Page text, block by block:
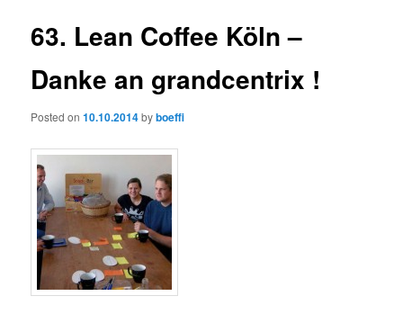
63. Lean Coffee Köln –
Danke an grandcentrix !
Posted on10.10.2014byboeffi